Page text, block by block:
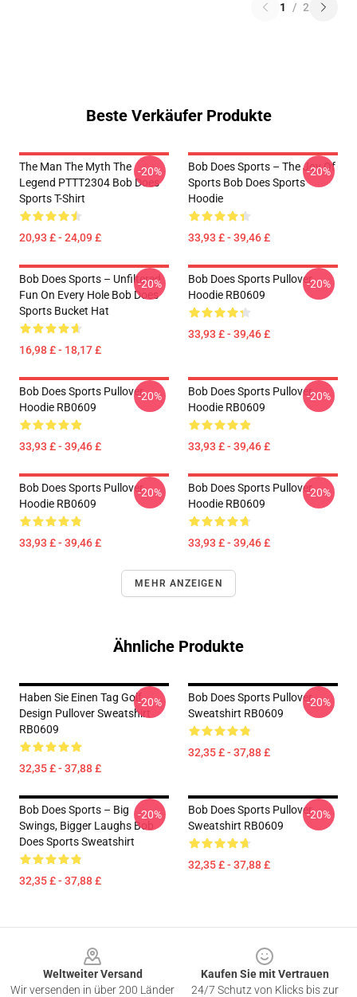
1 / 2
Beste Verkäufer Produkte
The Man The Myth The
Legend PTTT2304 Bob Does
Sports T-Shirt
20,93 £ - 24,09 £
-20%
Bob Does Sports – The Joy Of
Sports Bob Does Sports
Hoodie
33,93 £ - 39,46 £
-20%
Bob Does Sports – Unfiltered
Fun On Every Hole Bob Does
Sports Bucket Hat
16,98 £ - 18,17 £
-20%
Bob Does Sports Pullover
Hoodie RB0609
33,93 £ - 39,46 £
-20%
Bob Does Sports Pullover
Hoodie RB0609
33,93 £ - 39,46 £
-20%
Bob Does Sports Pullover
Hoodie RB0609
33,93 £ - 39,46 £
-20%
Bob Does Sports Pullover
Hoodie RB0609
33,93 £ - 39,46 £
-20%
Bob Does Sports Pullover
Hoodie RB0609
33,93 £ - 39,46 £
-20%
MEHR ANZEIGEN
Ähnliche Produkte
Haben Sie Einen Tag Golf
Design Pullover Sweatshirt
RB0609
32,35 £ - 37,88 £
-20%
Bob Does Sports Pullover
Sweatshirt RB0609
32,35 £ - 37,88 £
-20%
Bob Does Sports – Big
Swings, Bigger Laughs Bob
Does Sports Sweatshirt
32,35 £ - 37,88 £
-20%
Bob Does Sports Pullover
Sweatshirt RB0609
32,35 £ - 37,88 £
-20%
Weltweiter Versand
Wir versenden in über 200 Länder
Kaufen Sie mit Vertrauen
24/7 Schutz von Klicks bis zur